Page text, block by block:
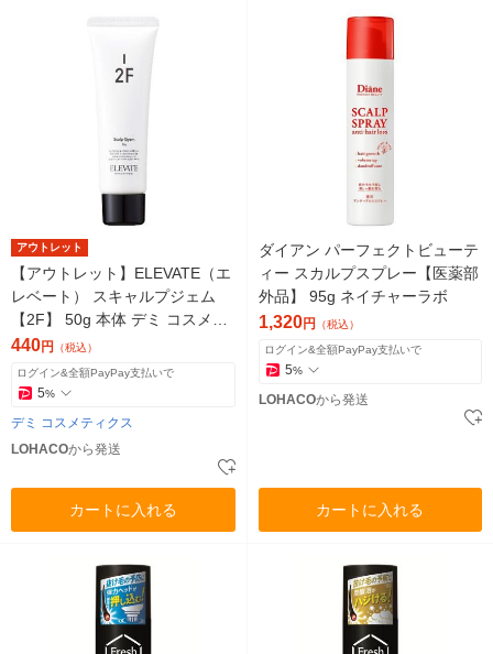
アウトレット
【アウトレット】ELEVATE（エ
レベート） スキャルプジェム
【2F】 50g 本体 デミ コスメテ
ィクス
440円 （税込）
ログイン&全額PayPay支払いで
5%
デミ コスメティクス
LOHACOから発送
カートに入れる
ダイアン パーフェクトビューテ
ィー スカルプスプレー【医薬部
外品】 95g ネイチャーラボ
1,320円 （税込）
ログイン&全額PayPay支払いで
5%
LOHACOから発送
カートに入れる